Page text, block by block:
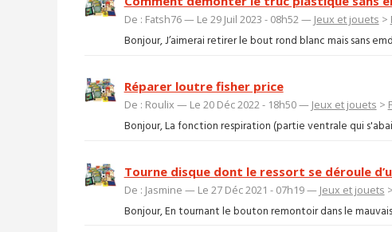
De : Fatsh76 — Le 29 Juil 2023 - 08h52 — Jeux et jouets >
Bonjour, J’aimerai retirer le bout rond blanc mais sans
Réparer loutre fisher price
De : Roulix — Le 20 Déc 2022 - 18h50 — Jeux et jouets >
Bonjour, La fonction respiration (partie ventrale qui
Tourne disque dont le ressort se déroule
De : Jasmine — Le 27 Déc 2021 - 07h19 — Jeux et jouets >
Bonjour, En tournant le bouton remontoir dans le